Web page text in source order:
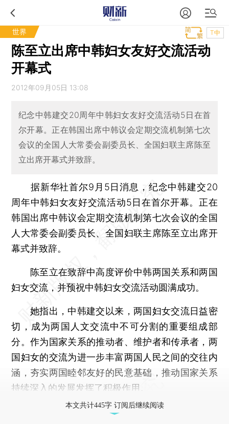
世界 T中
陈至立出席中韩妇女友好交流活动
开幕式
2012年09月05日 13:08
纪念中韩建交20周年中韩妇女友好交流活动5日在首
尔开幕。正在韩国出席中韩议会定期交流机制第七次
会议的全国人大常委会副委员长、全国妇联主席陈至
立出席开幕式并致辞。
据新华社首尔9月5日消息，纪念中韩建交20
周年中韩妇女友好交流活动5日在首尔开幕。正在
韩国出席中韩议会定期交流机制第七次会议的全国
人大常委会副委员长、全国妇联主席陈至立出席开
幕式并致辞。
陈至立在致辞中高度评价中韩两国关系和两国
妇女交流，并预祝中韩妇女交流活动圆满成功。
她指出，中韩建交以来，两国妇女交流日益密
切，成为两国人文交流中不可分割的重要组成部
分。作为国家关系的推动者、维护者和传承者，两
国妇女的交流为进一步丰富两国人民之间的交往内
涵，夯实两国睦邻友好的民意基础，推动国家关系
持续深入的发展发挥了积极作用。
本文共计445字 订阅后继续阅读